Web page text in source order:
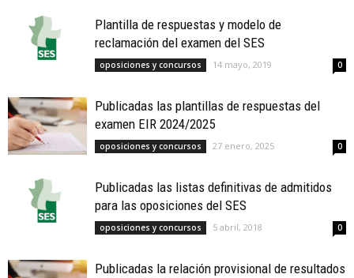
Plantilla de respuestas y modelo de
reclamación del examen del SES
oposiciones y concursos 14 mayo, 2019 0
Publicadas las plantillas de respuestas del
examen EIR 2024/2025
oposiciones y concursos 27 enero, 2025 0
Publicadas las listas definitivas de admitidos
para las oposiciones del SES
oposiciones y concursos 5 abril, 2018 0
Publicadas la relación provisional de resultados